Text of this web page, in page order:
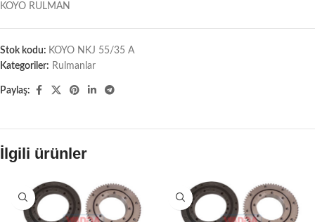
KOYO RULMAN
Stok kodu: KOYO NKJ 55/35 A
Kategoriler: Rulmanlar
Paylaş:
İlgili ürünler